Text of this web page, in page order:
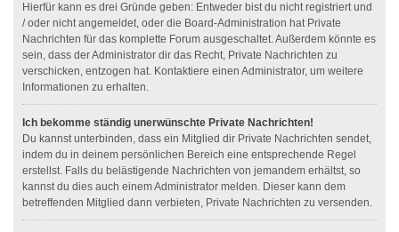
Hierfür kann es drei Gründe geben: Entweder bist du nicht registriert und
/ oder nicht angemeldet, oder die Board-Administration hat Private
Nachrichten für das komplette Forum ausgeschaltet. Außerdem könnte es
sein, dass der Administrator dir das Recht, Private Nachrichten zu
verschicken, entzogen hat. Kontaktiere einen Administrator, um weitere
Informationen zu erhalten.
Ich bekomme ständig unerwünschte Private Nachrichten!
Du kannst unterbinden, dass ein Mitglied dir Private Nachrichten sendet,
indem du in deinem persönlichen Bereich eine entsprechende Regel
erstellst. Falls du belästigende Nachrichten von jemandem erhältst, so
kannst du dies auch einem Administrator melden. Dieser kann dem
betreffenden Mitglied dann verbieten, Private Nachrichten zu versenden.